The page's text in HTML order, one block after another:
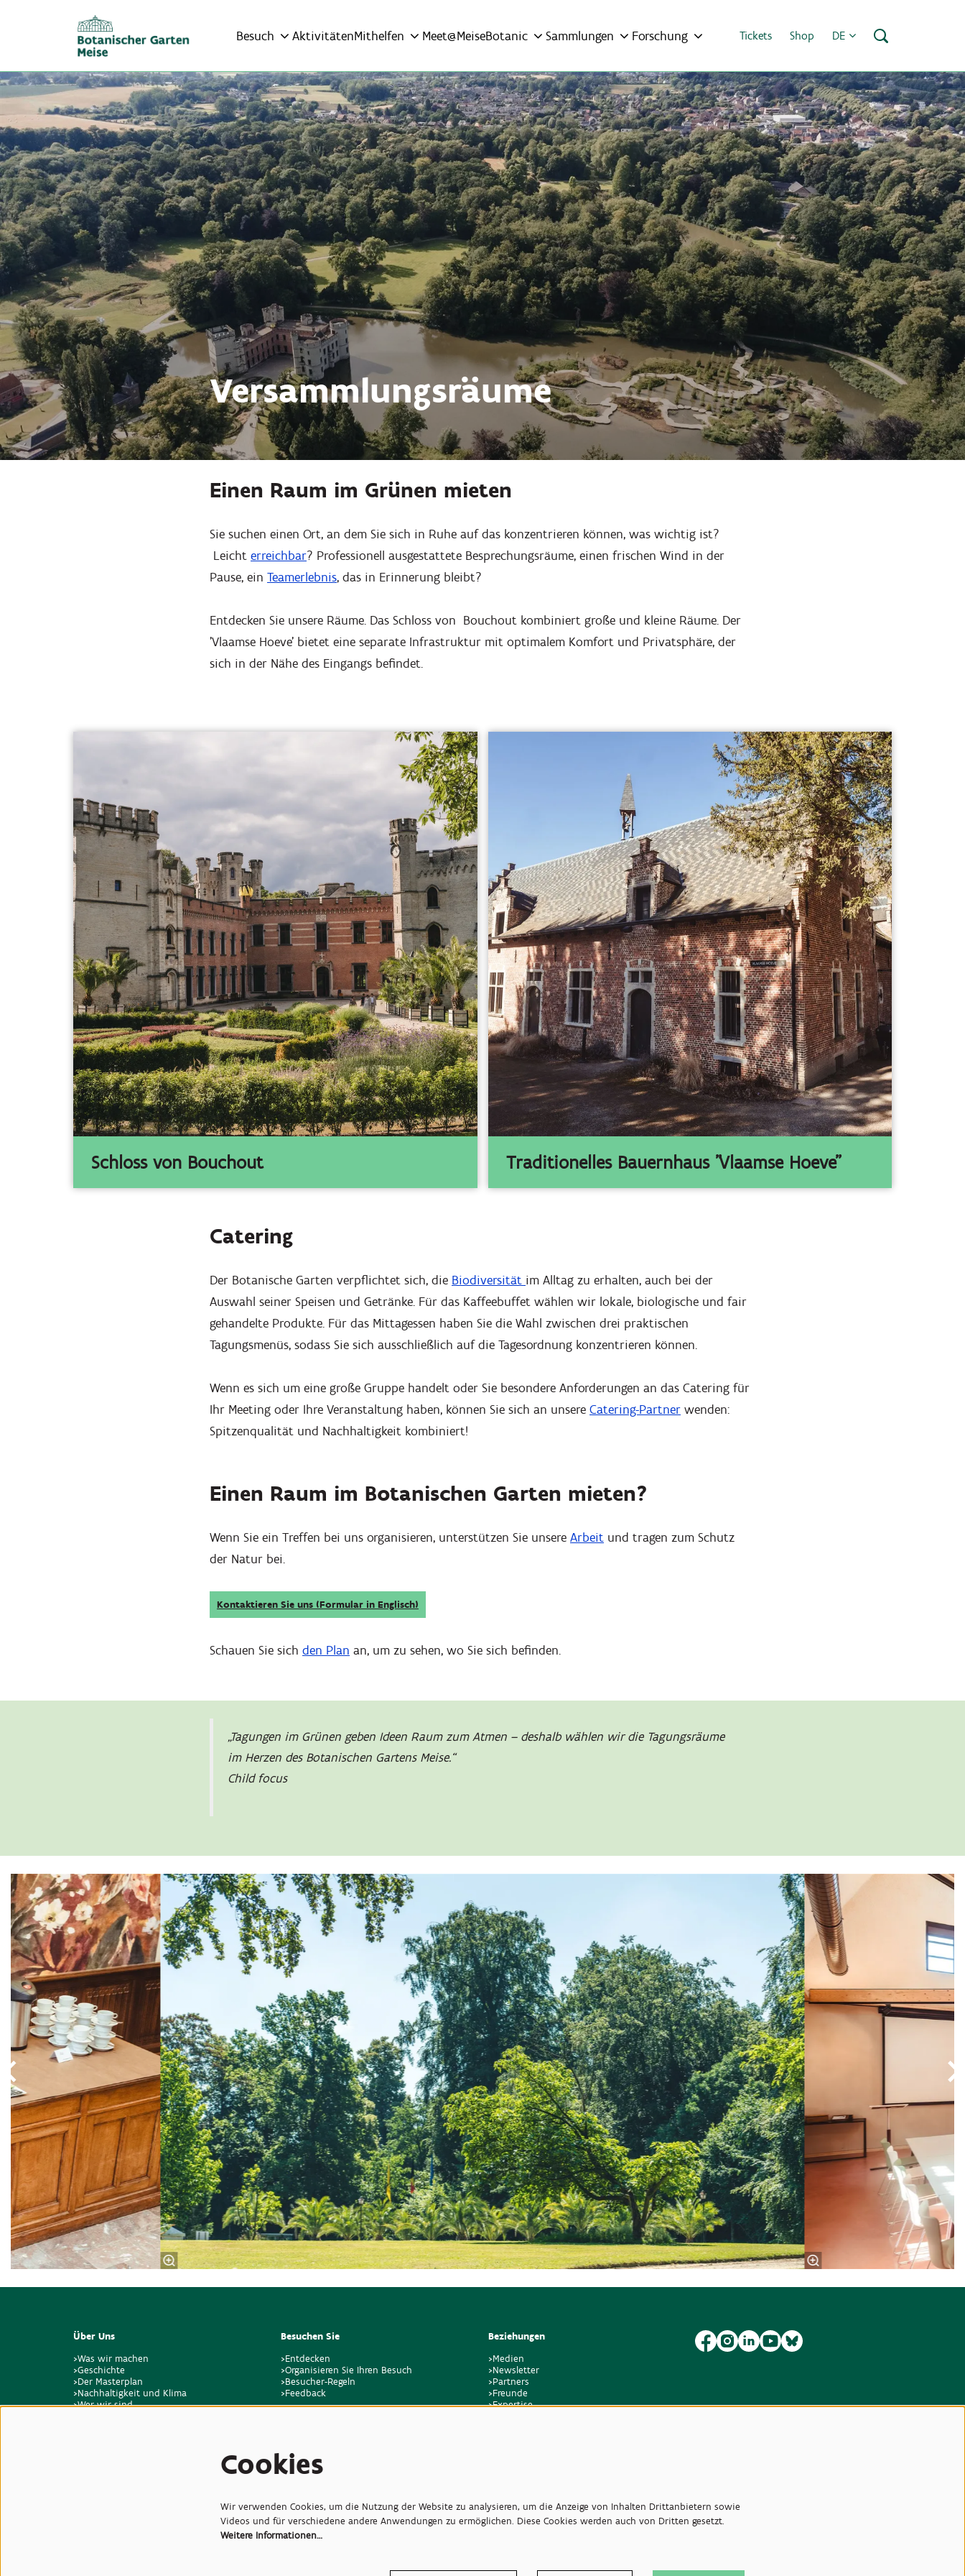
Besuch AktivitätenMithelfen Meet@MeiseBotanic Sammlungen Forschung Tickets Shop DE
Versammlungsräume
Einen Raum im Grünen mieten
Sie suchen einen Ort, an dem Sie sich in Ruhe auf das konzentrieren können, was wichtig ist?
Leicht erreichbar? Professionell ausgestattete Besprechungsräume, einen frischen Wind in der
Pause, ein Teamerlebnis, das in Erinnerung bleibt?
Entdecken Sie unsere Räume. Das Schloss von Bouchout kombiniert große und kleine Räume. Der
'Vlaamse Hoeve' bietet eine separate Infrastruktur mit optimalem Komfort und Privatsphäre, der
sich in der Nähe des Eingangs befindet.
Schloss von Bouchout Traditionelles Bauernhaus "Vlaamse Hoeve"
Catering
Der Botanische Garten verpflichtet sich, die Biodiversität im Alltag zu erhalten, auch bei der
Auswahl seiner Speisen und Getränke. Für das Kaffeebuffet wählen wir lokale, biologische und fair
gehandelte Produkte. Für das Mittagessen haben Sie die Wahl zwischen drei praktischen
Tagungsmenüs, sodass Sie sich ausschließlich auf die Tagesordnung konzentrieren können.
Wenn es sich um eine große Gruppe handelt oder Sie besondere Anforderungen an das Catering für
Ihr Meeting oder Ihre Veranstaltung haben, können Sie sich an unsere Catering-Partner wenden:
Spitzenqualität und Nachhaltigkeit kombiniert!
Einen Raum im Botanischen Garten mieten?
Wenn Sie ein Treffen bei uns organisieren, unterstützen Sie unsere Arbeit und tragen zum Schutz
der Natur bei.
Kontaktieren Sie uns (Formular in Englisch)
Schauen Sie sich den Plan an, um zu sehen, wo Sie sich befinden.
„Tagungen im Grünen geben Ideen Raum zum Atmen – deshalb wählen wir die Tagungsräume
im Herzen des Botanischen Gartens Meise.“
Child focus
Überspringen
Hineinzoomen
Über Uns
>Was wir machen
>Geschichte
>Der Masterplan
>Nachhaltigkeit und Klima
>Wer wir sind
Besuchen Sie
>Entdecken
>Organisieren Sie Ihren Besuch
>Besucher-Regeln
>Feedback
Beziehungen
>Medien
>Newsletter
>Partners
>Freunde
>Expertise
Cookies
Wir verwenden Cookies, um die Nutzung der Website zu analysieren, um die Anzeige von Inhalten Drittanbietern sowie
Videos und für verschiedene andere Anwendungen zu ermöglichen. Diese Cookies werden auch von Dritten gesetzt.
Weitere Informationen…